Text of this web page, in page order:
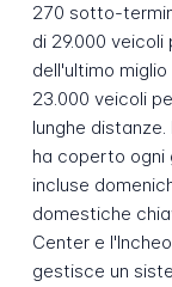
270 sotto-
di 29.000
dell'ultimo
23.000 veicoli
lunghe
ha coperto ogni
incluse
domestiche
Center e
gestisce un